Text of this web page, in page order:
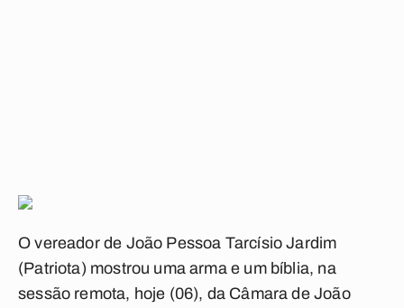
O vereador de João Pessoa Tarcísio Jardim
(Patriota) mostrou uma arma e um bíblia, na
sessão remota, hoje (06), da Câmara de João